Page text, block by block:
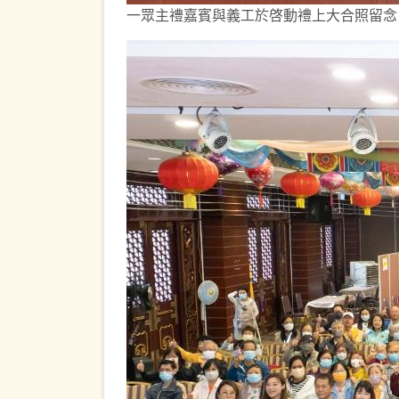
一眾主禮嘉賓與義工於啓動禮上大合照留